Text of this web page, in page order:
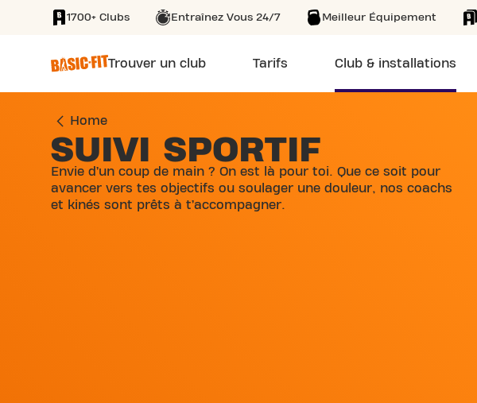
SKIP TO MAIN CONTENT
1700+ Clubs Entraînez Vous 24/7 Meilleur Équipement
Trouver un club Tarifs Club & installations
Home
SUIVI SPORTIF
Envie d’un coup de main ? On est là pour toi. Que ce soit pour
avancer vers tes objectifs ou soulager une douleur, nos coachs
et kinés sont prêts à t’accompagner.